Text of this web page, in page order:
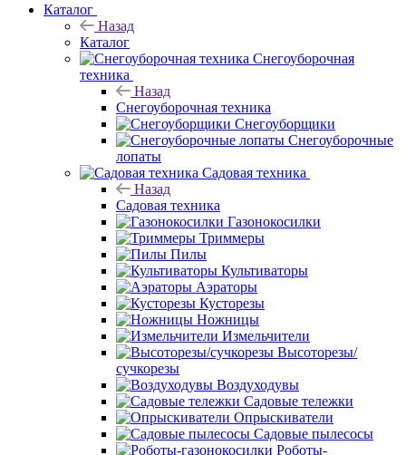
Каталог
Назад
Каталог
Снегоуборочная
техника
Назад
Снегоуборочная техника
Снегоуборщики
Снегоуборочные
лопаты
Садовая техника
Назад
Садовая техника
Газонокосилки
Триммеры
Пилы
Культиваторы
Аэраторы
Кусторезы
Ножницы
Измельчители
Высоторезы/
сучкорезы
Воздуходувы
Садовые тележки
Опрыскиватели
Садовые пылесосы
Роботы-